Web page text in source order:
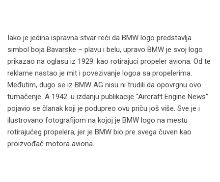
Iako je jedina ispravna stvar reći da BMW logo predstavlja
simbol boja Bavarske – plavu i belu, upravo BMW je svoj logo
prikazao na oglasu iz 1929. kao rotirajuci propeler aviona. Od te
reklame nastao je mit i povezivanje logoa sa propelerima.
Međutim, dugo se iz BMW AG nisu ni trudili da opovrgnu ovo
tumačenje. A 1942. u izdanju publikacije “Aircraft Engine News”
pojavio se članak koji je podupreo ovu priču još više. Sve je i
ilustrovano fotografijom na kojoj je BMW logo na mestu
rotirajućeg propelera, jer je BMW bio pre svega čuven kao
proizvođač motora aviona.